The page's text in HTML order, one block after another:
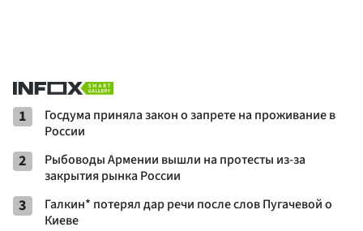
1
Госдума приняла закон о запрете на проживание в
России
2
Рыбоводы Армении вышли на протесты из-за
закрытия рынка России
3
Галкин* потерял дар речи после слов Пугачевой о
Киеве